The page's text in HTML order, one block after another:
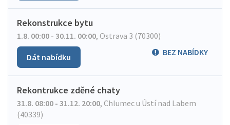
Rekonstrukce bytu
1.8. 00:00 - 30.11. 00:00, Ostrava 3 (70300)
BEZ NABÍDKY
Dát nabídku
Rekontrukce zděné chaty
31.8. 08:00 - 31.12. 20:00, Chlumec u Ústí nad Labem
(40339)